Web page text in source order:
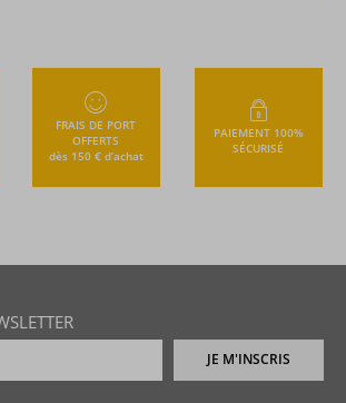
FRAIS DE PORT
OFFERTS
dès 150 € d’achat
PAIEMENT 100%
SÉCURISÉ
JE M'INSCRIS